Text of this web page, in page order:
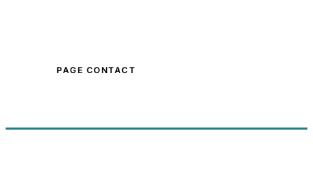
PAGE CONTACT